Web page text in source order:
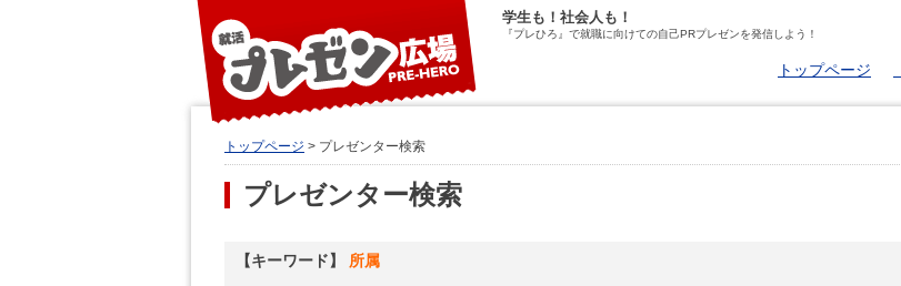
学生も！社会人も！
『プレひろ』で就職に向けての自己PRプレゼンを発信しよう！
トップページ
トップページ > プレゼンター検索
プレゼンター検索
【キーワード】 所属